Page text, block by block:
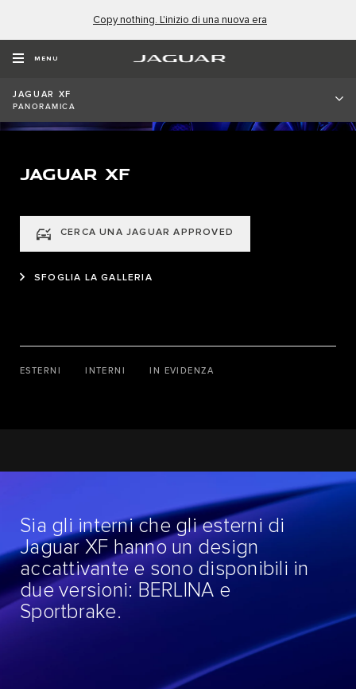
Copy nothing. L'inizio di una nuova era
MENU
JAGUAR XF
PANORAMICA
JAGUAR XF
CERCA UNA JAGUAR APPROVED
SFOGLIA LA GALLERIA
ESTERNI INTERNI IN EVIDENZA
Sia gli interni che gli esterni di
Jaguar XF hanno un design
accattivante e sono disponibili in
due versioni: BERLINA e
Sportbrake.